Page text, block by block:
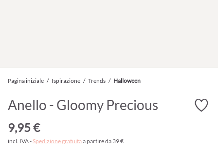
Pagina iniziale / Ispirazione / Trends / Halloween
Anello - Gloomy Precious
9,95 €
incl. IVA - Spedizione gratuitaa partire da 39 €